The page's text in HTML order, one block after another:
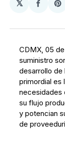
𝕏
CDMX, 05
suministro
desarrollo
primordial es
necesidades
su flujo
y potencian
de